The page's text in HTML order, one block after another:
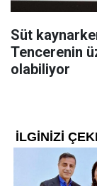
Süt
Tencerenin
olabiliyor